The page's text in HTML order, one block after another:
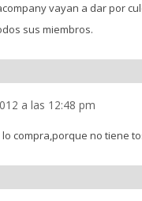
vayan a dar por
sus miembros.
a las 12:48 pm
compra,porque no tiene